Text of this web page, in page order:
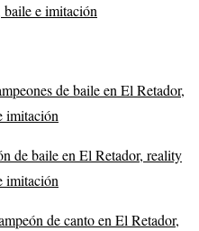
baile e imitación
de baile en El Retador,
imitación
de baile en El Retador, reality
imitación
de canto en El Retador,